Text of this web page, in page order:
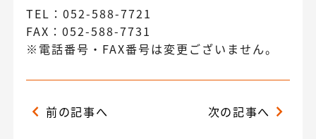
TEL：052-588-7721
FAX：052-588-7731
※電話番号・FAX番号は変更ございません。
前の記事へ 次の記事へ